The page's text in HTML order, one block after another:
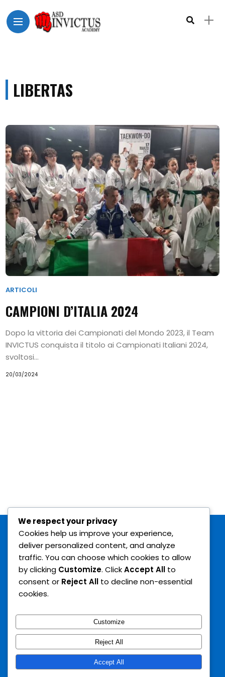
I
del
Taekwon-
Do
Contattaci
Search
LIBERTAS
ARTICOLI
CAMPIONI D’ITALIA 2024
Dopo la vittoria dei Campionati del Mondo 2023, il Team
INVICTUS conquista il titolo ai Campionati Italiani 2024,
svoltosi...
20/03/2024
© 2022 ASD INVICTUS ACADEMY - C.F. 94037890780 | Tutti i
diritti riservati.
We respect your privacy
Cookies help us improve your experience,
deliver personalized content, and analyze
traffic. You can choose which cookies to allow
by clicking Customize. ClickAccept All to
consent or Reject All to decline non-essential
cookies.
Customize
Reject All
Accept All